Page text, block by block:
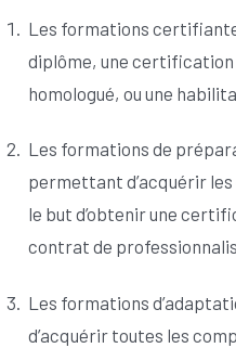
Les formations
diplôme, une
homologué, ou une
Les formations de
permettant d’acquérir
le but d’obtenir une
contrat de
Les formations
d’acquérir toutes les